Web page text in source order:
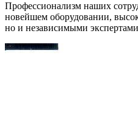
Профессионализм наших
новейшем оборудовании,
но и независимыми